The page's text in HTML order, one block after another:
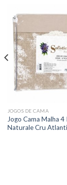
JOGOS DE CAMA
Jogo Cama Malha 4
Naturale Cru